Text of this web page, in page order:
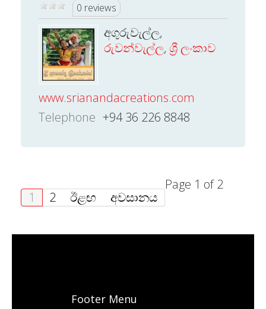
0 reviews
අගුරුවැල්ල,
රුවන්වැල්ල, ශ්‍රී ලංකාව
www.srianandacreations.com
Telephone +94 36 226 8848
Page 1 of 2
1
2 ඊළඟ අවසානය
Footer Menu